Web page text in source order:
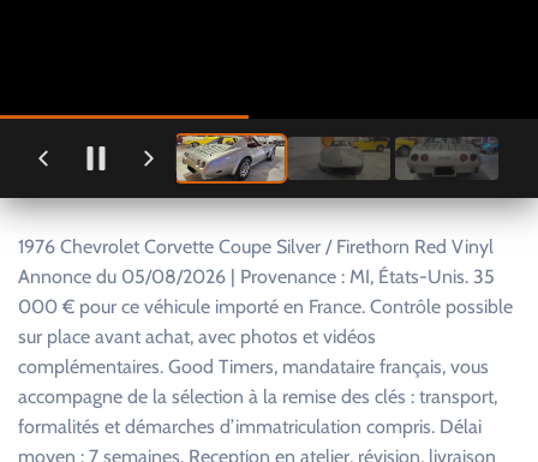
1976 Chevrolet Corvette Coupe Silver / Firethorn Red Vinyl
Annonce du 05/08/2026 | Provenance : MI, États-Unis. 35
000 € pour ce véhicule importé en France. Contrôle possible
sur place avant achat, avec photos et vidéos
complémentaires. Good Timers, mandataire français, vous
accompagne de la sélection à la remise des clés : transport,
formalités et démarches d’immatriculation compris. Délai
moyen : 7 semaines. Reception en atelier, révision, livraison